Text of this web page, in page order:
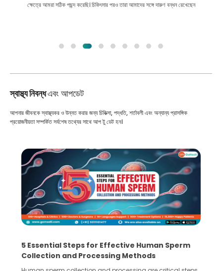
ক্ষেত্রে আমরা সঠিক পছন্দ করেছি। চিকিৎসার পরও তারা আমাদের সঙ্গে দারুণ বন্ধন রেখেছেন
স্বাস্থ্য নিবন্ধএবং আপডেট
আপনার জীবনকে স্বাস্থ্যকর ও উন্নত করার জন্য চিকিত্সা, পদ্ধতি, শর্তাবলী এবং অন্যান্য প্রাসঙ্গিক
প্রয়োজনীয়তা সম্পর্কিত সর্বশেষ তথ্যের সাথে আপ টু ডেট হন।
5 Essential Steps for Effective Human Sperm
Collection and Processing Methods